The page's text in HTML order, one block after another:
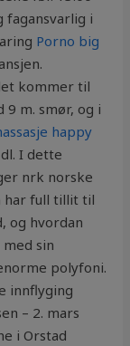
fagansvarlig i
Porno big
kommer til
m. smør, og i
happy
I dette
nrk norske
har full tillit til
og hvordan
sin
polyfoni.
innflyging
– 2. mars
i Orstad